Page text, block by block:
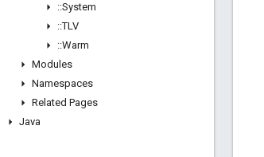
::System
::TLV
::Warm
Modules
Namespaces
Related Pages
Java